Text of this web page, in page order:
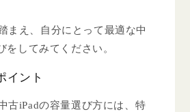
まえ、自分にとって最適な中
をしてみてください。
イント
古iPadの容量選び方には、特